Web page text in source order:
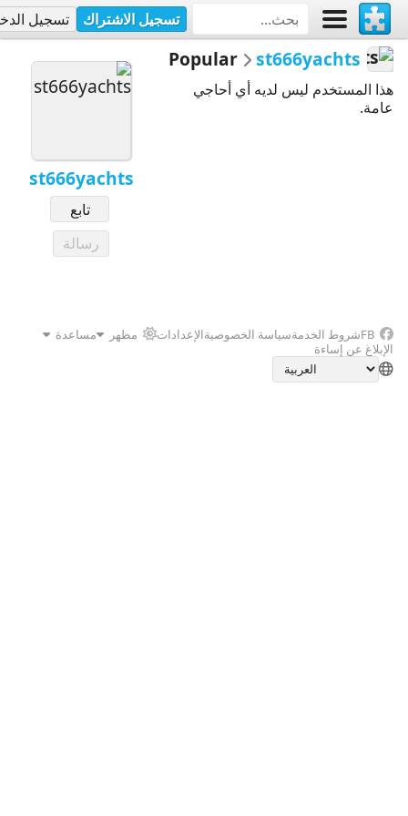
تسجيل الاشتراك تسجيل
st666yachts
تابع
رسالة
st666yachts
Popular
هذا المستخدم ليس لديه أي أحاجي
عامة.
FBشروط الخدمةسياسة الخصوصيةالإعدادات مظهر
مساعدة
الإبلاغ عن إساءة